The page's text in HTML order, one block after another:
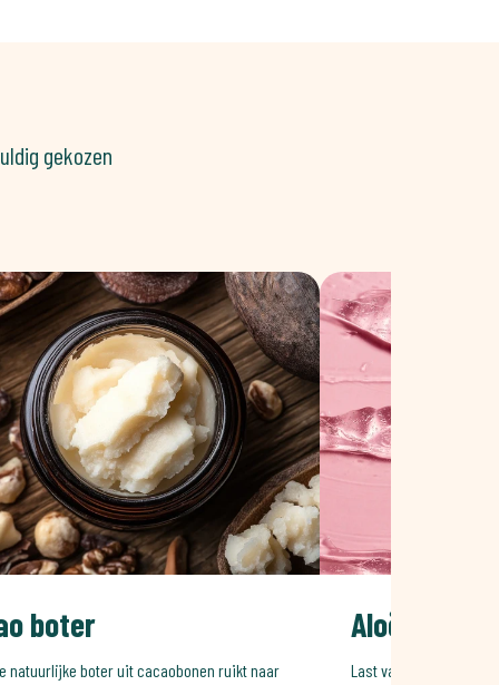
gekozen
boter
natuurlijke boter uit cacaobonen ruikt naar
Aloë vera
Last van een